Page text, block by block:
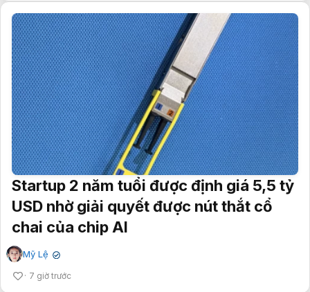
Startup 2 năm tuổi được định giá 5,5 tỷ
USD nhờ giải quyết được nút thắt cổ
chai của chip AI
Mỹ Lệ ✔
7 giờ trước